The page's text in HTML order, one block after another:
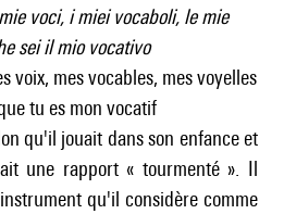
voci, i miei vocaboli, le mie
sei il mio vocativo
voix, mes vocables, mes voyelles
tu es mon vocatif
qu'il jouait dans son enfance et
une rapport « tourmenté ». Il
qu'il considère comme